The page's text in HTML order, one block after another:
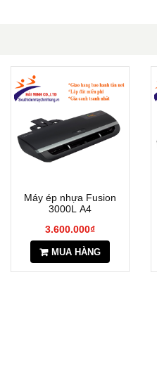
Máy ép nhựa Fusion
3000L A4
3.600.000₫
MUA HÀNG